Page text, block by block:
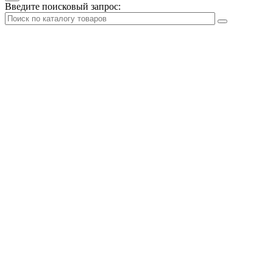
Введите поисковый запрос: